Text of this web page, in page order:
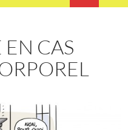
CAS